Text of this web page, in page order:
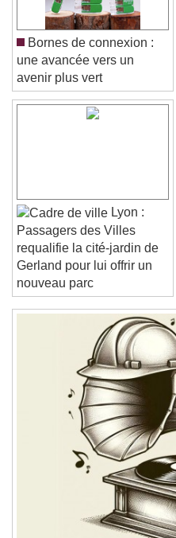
Color
Caption Area
Color
Font Size
Font Family
Reset
Done
Close Modal Dialog
End of dialog window.
Bornes de connexion :
une avancée vers un
avenir plus vert
Lyon :
Passagers des Villes
requalifie la cité-jardin de
Gerland pour lui offrir un
nouveau parc